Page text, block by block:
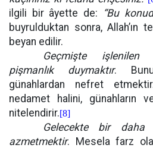
ilgili bir âyette de:
“Bu
buyrulduktan sonra, Allah’ın
beyan edilir.
Geçmişte işlenilen
pişmanlık duymaktır.
günahlardan nefret
nedamet halini, günahların
nitelendirir.[8]
Gelecekte bir daha
azmetmektir. Mesela farz